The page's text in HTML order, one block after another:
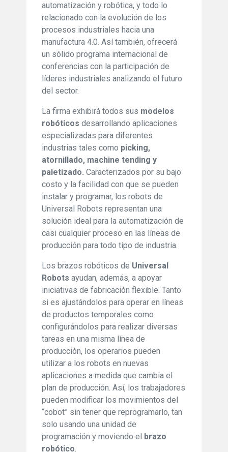
automatización y robótica, y todo lo
relacionado con la evolución de los
procesos industriales hacia una
manufactura 4.0. Así también, ofrecerá
un sólido programa internacional de
conferencias con la participación de
líderes industriales analizando el futuro
del sector.
La firma exhibirá todos sus modelos
robóticos desarrollando aplicaciones
especializadas para diferentes
industrias tales como picking,
atornillado, machine tending y
paletizado.Caracterizados por su bajo
costo y la facilidad con que se pueden
instalar y programar, los robots de
Universal Robots representan una
solución ideal para la automatización de
casi cualquier proceso en las líneas de
producción para todo tipo de industria.
Los brazos robóticos de Universal
Robots ayudan, además, a apoyar
iniciativas de fabricación flexible. Tanto
si es ajustándolos para operar en líneas
de productos temporales como
configurándolos para realizar diversas
tareas en una misma línea de
producción, los operarios pueden
utilizar a los robots en nuevas
aplicaciones a medida que cambia el
plan de producción. Así, los trabajadores
pueden modificar los movimientos del
“cobot” sin tener que reprogramarlo, tan
solo usando una unidad de
programación y moviendo el
brazo
robótico.